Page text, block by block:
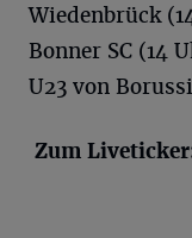
Wiedenbrück
Bonner SC (14
U23 von
Zum